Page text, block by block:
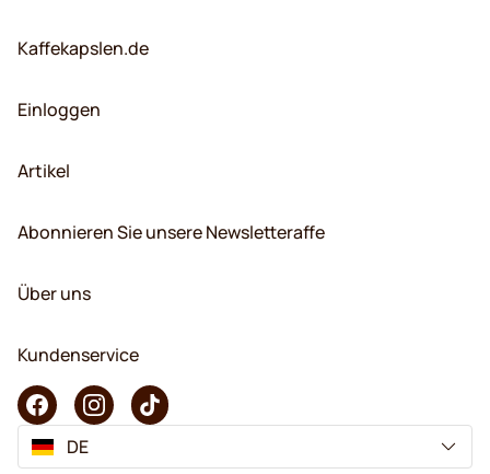
Kaffekapslen.de
Einloggen
Artikel
Abonnieren Sie unsere Newsletteraffe
Über uns
Kundenservice
DE